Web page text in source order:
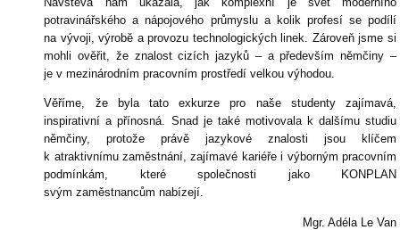
potravinářského a nápojového průmyslu a kolik profesí se podílí
na vývoji, výrobě a provozu technologických linek. Zároveň jsme si
mohli ověřit, že znalost cizích jazyků – a především němčiny –
je v mezinárodním pracovním prostředí velkou výhodou.
Věříme, že byla tato exkurze pro naše studenty zajímavá,
inspirativní a přínosná. Snad je také motivovala k dalšímu studiu
němčiny, protože právě jazykové znalosti jsou klíčem
k atraktivnímu zaměstnání, zajímavé kariéře i výborným pracovním
podmínkám, které společnosti jako KONPLAN
svým zaměstnancům nabízejí.
Mgr. Adéla Le Van